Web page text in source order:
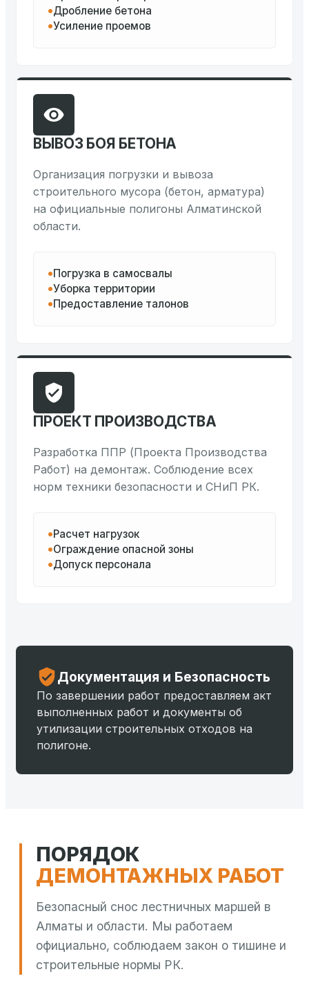
Дробление бетона
Усиление проемов
ВЫВОЗ БОЯ БЕТОНА
Организация погрузки и вывоза
строительного мусора (бетон, арматура)
на официальные полигоны Алматинской
области.
Погрузка в самосвалы
Уборка территории
Предоставление талонов
ПРОЕКТ ПРОИЗВОДСТВА
Разработка ППР (Проекта Производства
Работ) на демонтаж. Соблюдение всех
норм техники безопасности и СНиП РК.
Расчет нагрузок
Ограждение опасной зоны
Допуск персонала
Документация и Безопасность
По завершении работ предоставляем акт
выполненных работ и документы об
утилизации строительных отходов на
полигоне.
ПОРЯДОК
ДЕМОНТАЖНЫХ РАБОТ
Безопасный снос лестничных маршей в
Алматы и области. Мы работаем
официально, соблюдаем закон о тишине и
строительные нормы РК.